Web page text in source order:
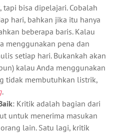
bisa dipelajari. Cobalah
hari, bahkan jika itu hanya
beberapa baris. Kalau
menggunakan pena dan
setiap hari. Bukankah akan
kalau Anda menggunakan
tidak membutuhkan listrik,
.
: Kritik adalah bagian dari
untuk menerima masukan
lain. Satu lagi, kritik